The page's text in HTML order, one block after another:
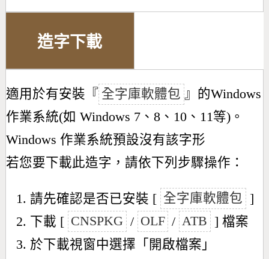
造字下載
適用於有安裝『 全字庫軟體包 』的Windows
作業系統(如 Windows 7、8、10、11等)。
Windows 作業系統預設沒有該字形
若您要下載此造字，請依下列步驟操作：
請先確認是否已安裝 [ 全字庫軟體包 ]
下載 [ CNSPKG / OLF / ATB ] 檔案
於下載視窗中選擇「開啟檔案」